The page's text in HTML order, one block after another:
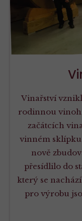
Vinařství
rodinnou
začátcích
vinném
nově
přesídlilo do
který se
pro výrobu